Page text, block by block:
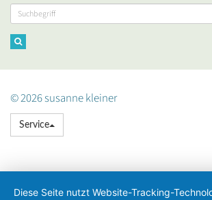
© 2026 susanne kleiner
Service
Diese Seite nutzt Website-Tracking-